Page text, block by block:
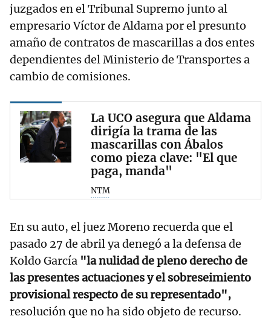
juzgados en el Tribunal Supremo junto al
empresario Víctor de Aldama por el presunto
amaño de contratos de mascarillas a dos entes
dependientes del Ministerio de Transportes a
cambio de comisiones.
La UCO asegura que Aldama
dirigía la trama de las
mascarillas con Ábalos
como pieza clave: "El que
paga, manda"
NTM
En su auto, el juez Moreno recuerda que el
pasado 27 de abril ya denegó a la defensa de
Koldo García "la nulidad de pleno derecho de
las presentes actuaciones y el sobreseimiento
provisional respecto de su representado",
resolución que no ha sido objeto de recurso.